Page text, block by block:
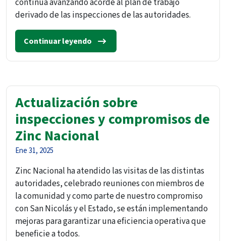
continúa avanzando acorde al plan de trabajo
derivado de las inspecciones de las autoridades.
Continuar leyendo
Actualización sobre
inspecciones y compromisos de
Zinc Nacional
Ene 31, 2025
Zinc Nacional ha atendido las visitas de las distintas
autoridades, celebrado reuniones con miembros de
la comunidad y como parte de nuestro compromiso
con San Nicolás y el Estado, se están implementando
mejoras para garantizar una eficiencia operativa que
beneficie a todos.